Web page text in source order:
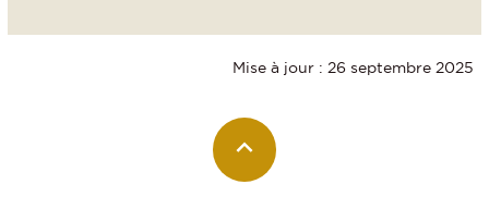
Mise à jour : 26 septembre 2025